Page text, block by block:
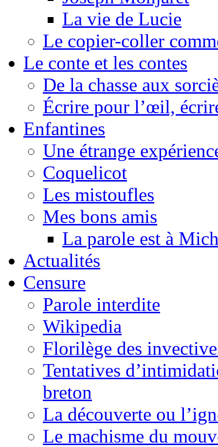
La vie de Lucie
Le copier-coller
Le conte et les contes
De la chasse aux
Écrire pour l’œil,
Enfantines
Une étrange
Coquelicot
Les mistoufles
Mes bons amis
La parole est à
Actualités
Censure
Parole interdite
Wikipedia
Florilège des
Tentatives
breton
La découverte ou
Le machisme du